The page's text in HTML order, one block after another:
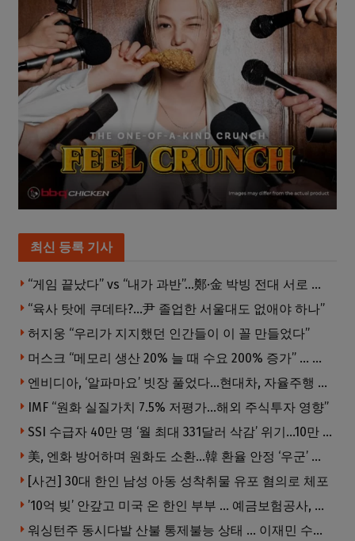
최신 등록 기사
“게임 끝났다” vs “내가 과반”…鄭·金 박빙 전대 서로 우위 주장
“육사 탓에 쿠데타?…尹 졸업한 서울대도 없애야 하나”
허지웅 “우리가 지지했던 인간들이 이 꼴 만들었다”
머스크 “메모리 생산 20% 늘 때 수요 200% 증가” … 반도체 매출 1조달러 눈 앞
엔비디아, ‘알파마요’ 빗장 풀었다…현대차, 자율주행 속도내나
IMF “원화 실질가치 7.5% 저평가…해외 주식투자 영향”
SSI 수급자 40만 명 ‘월 최대 331달러 삭감’ 위기…10만 명은 수급자격 상실
美, 엔화 방어하며 원화도 소환…韓 환율 안정 ‘우군’ 되나
[사건] 30대 한인 남성 아동 성착취물 유포 혐의로 체포
’10억 빚’ 안갚고 미국 온 한인 부부 … 예금보험공사, 미국서 소송
워싱턴주 동시다발 산불 통제불능 상태 … 이재민 수십만명